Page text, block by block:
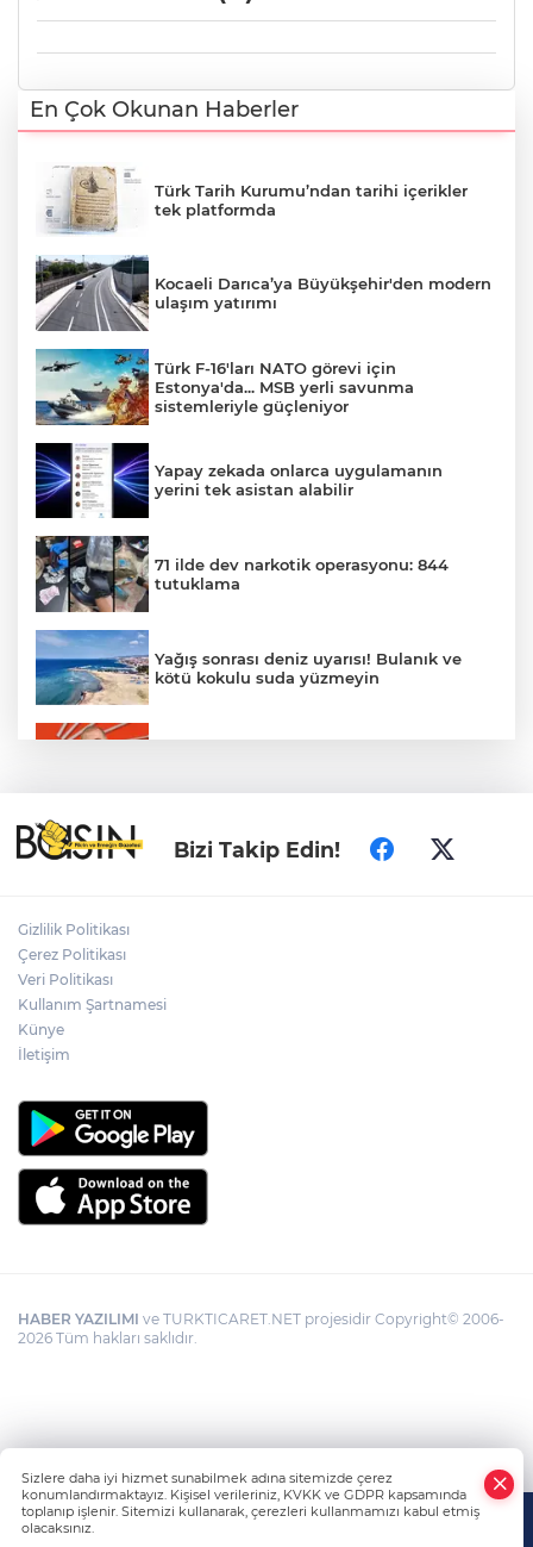
En Çok Okunan Haberler
Türk Tarih Kurumu’ndan tarihi içerikler
tek platformda
Kocaeli Darıca’ya Büyükşehir'den modern
ulaşım yatırımı
Türk F-16'ları NATO görevi için
Estonya'da... MSB yerli savunma
sistemleriyle güçleniyor
Yapay zekada onlarca uygulamanın
yerini tek asistan alabilir
71 ilde dev narkotik operasyonu: 844
tutuklama
Yağış sonrası deniz uyarısı! Bulanık ve
kötü kokulu suda yüzmeyin
Türkiye ile Vietnam arasında 'hava'da
yeni dönem... Sefer kapasitesi artırıldı
Bizi Takip Edin!
Gizlilik Politikası
Çerez Politikası
Veri Politikası
Kullanım Şartnamesi
Künye
İletişim
HABER YAZILIMI ve TURKTICARET.NET projesidir Copyright© 2006-
2026 Tüm hakları saklıdır.
Sizlere daha iyi hizmet sunabilmek adına sitemizde çerez
konumlandırmaktayız. Kişisel verileriniz, KVKK ve GDPR kapsamında
toplanıp işlenir. Sitemizi kullanarak, çerezleri kullanmamızı kabul etmiş
olacaksınız.